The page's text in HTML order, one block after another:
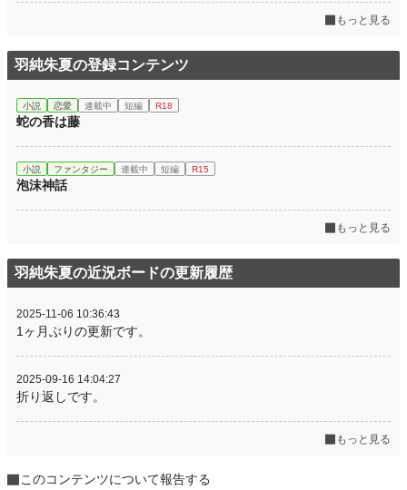
もっと見る
羽純朱夏の登録コンテンツ
小説 恋愛 連載中 短編 R18
蛇の香は藤
小説 ファンタジー 連載中 短編 R15
泡沫神話
もっと見る
羽純朱夏の近況ボードの更新履歴
2025-11-06 10:36:43
1ヶ月ぶりの更新です。
2025-09-16 14:04:27
折り返しです。
もっと見る
このコンテンツについて報告する